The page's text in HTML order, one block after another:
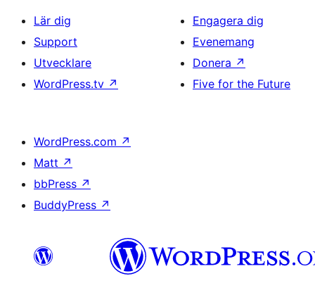
Lär dig
Support
Utvecklare
WordPress.tv ↗
Engagera dig
Evenemang
Donera ↗
Five for the Future
WordPress.com ↗
Matt ↗
bbPress ↗
BuddyPress ↗